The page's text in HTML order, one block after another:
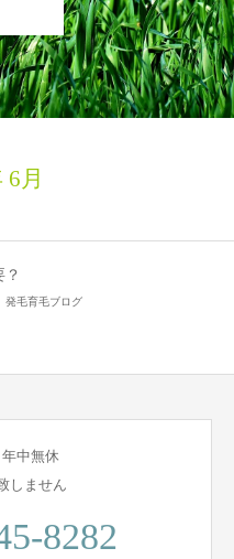
6月
？
発毛育毛ブログ
中無休
しません
8282